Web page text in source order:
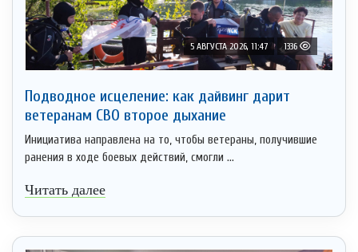
5 АВГУСТА 2026, 11:47 1336
Подводное исцеление: как дайвинг дарит
ветеранам СВО второе дыхание
Инициатива направлена на то, чтобы ветераны, получившие
ранения в ходе боевых действий, смогли ...
Читать далее